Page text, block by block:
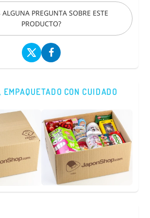
ALGUNA PREGUNTA SOBRE ESTE
PRODUCTO?
CON CUIDADO